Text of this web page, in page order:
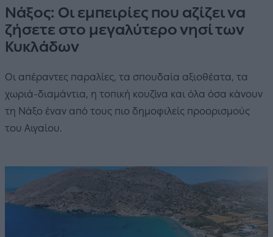
Νάξος: Οι εμπειρίες που αζίζει να
ζήσετε στο μεγαλύτερο νησί των
Κυκλάδων
Οι απέραντες παραλίες, τα σπουδαία αξιοθέατα, τα
χωριά-διαμάντια, η τοπική κουζίνα και όλα όσα κάνουν
τη Νάξο έναν από τους πιο δημοφιλείς προορισμούς
του Αιγαίου.